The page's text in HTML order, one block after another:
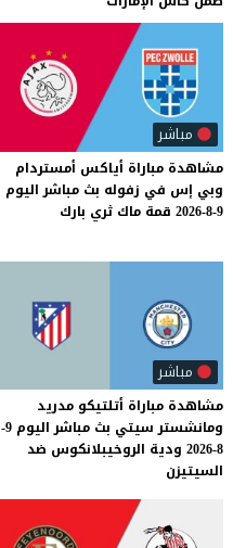
مباشر
مشاهدة مباراة أياكس أمستردام
وبي إس في زفوله بث مباشر اليوم
9-8-2026
قمة ماك ثري بارك
مباشر
مشاهدة مباراة أتلتيكو مدريد
ومانشستر سيتي بث مباشر اليوم 9-
8-2026 ودية الروخيبلانكوس ضد
السيتيزن